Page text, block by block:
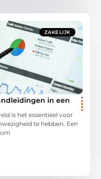
ZAKELIJK
in een
is het essentieel voor
te hebben. Een